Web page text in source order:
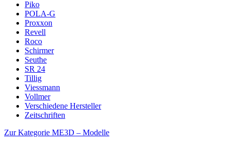
Piko
POLA-G
Proxxon
Revell
Roco
Schirmer
Seuthe
SR 24
Tillig
Viessmann
Vollmer
Verschiedene Hersteller
Zeitschriften
Zur Kategorie ME3D – Modelle